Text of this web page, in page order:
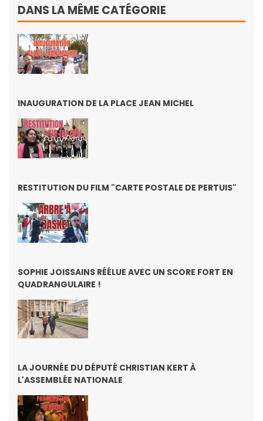
DANS LA MÊME CATÉGORIE
INAUGURATION DE LA PLACE JEAN MICHEL
RESTITUTION DU FILM "CARTE POSTALE DE PERTUIS"
SOPHIE JOISSAINS RÉÉLUE AVEC UN SCORE FORT EN
QUADRANGULAIRE !
LA JOURNÉE DU DÉPUTÉ CHRISTIAN KERT À
L'ASSEMBLÉE NATIONALE